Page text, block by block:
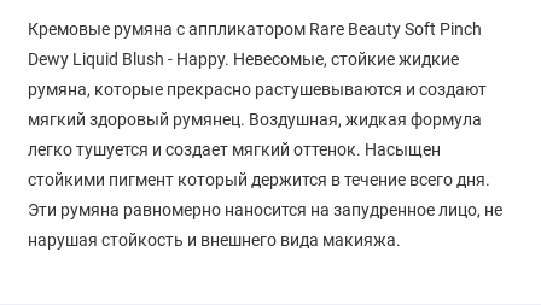
Кремовые румяна с аппликатором Rare Beauty Soft Pinch
Dewy Liquid Blush - Happy. Невесомые, стойкие жидкие
румяна, которые прекрасно растушевываются и создают
мягкий здоровый румянец. Воздушная, жидкая формула
легко тушуется и создает мягкий оттенок. Насыщен
стойкими пигмент который держится в течение всего дня.
Эти румяна равномерно наносится на запудренное лицо, не
нарушая стойкость и внешнего вида макияжа.